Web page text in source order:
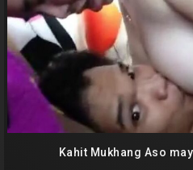
Kahit Mukhang Aso